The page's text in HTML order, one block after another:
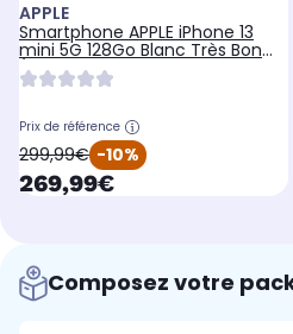
APPLE
Smartphone APPLE iPhone 13
mini 5G 128Go Blanc Très Bon
État -
Prix de référence
oldPrice
299,99€ -10%
currentPrice
269,99€
Composez votre